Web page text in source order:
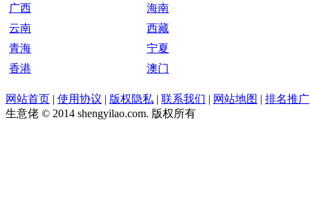
广西
海南
云南
西藏
青海
宁夏
香港
澳门
网站首页 | 使用协议 | 版权隐私 | 联系我们 | 网站地图 | 排名推广
生意佬 © 2014 shengyilao.com. 版权所有